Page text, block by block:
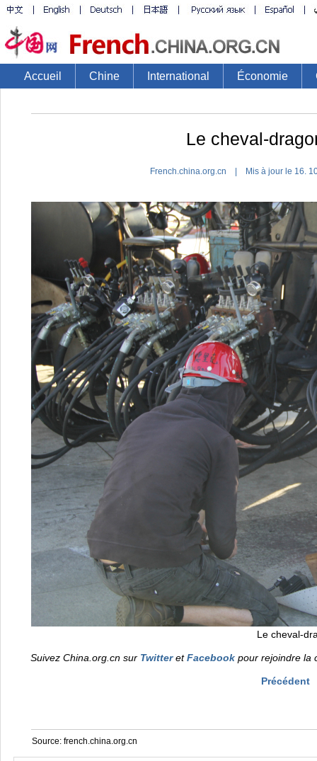
Accueil Chine International Économie
Le cheval-
French.china.org.cn | Mis à jour le
Le cheval-
Suivez China.org.cn sur TwitteretFacebook pour rejoindre la
Précédent
Source:french.china.org.cn